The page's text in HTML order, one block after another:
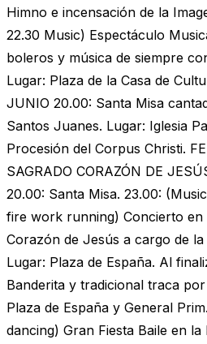
Himno e incensación de la
22.30 Music) Espectáculo
boleros y música de siempre
Lugar: Plaza de la Casa de
JUNIO 20.00: Santa Misa
Santos Juanes. Lugar: Iglesia
Procesión del Corpus Christi.
SAGRADO CORAZÓN DE
20.00: Santa Misa. 23.00:
fire work running) Concierto en
Corazón de Jesús a cargo de la
Lugar: Plaza de España. Al
Banderita y tradicional traca
Plaza de España y General
dancing) Gran Fiesta Baile en la